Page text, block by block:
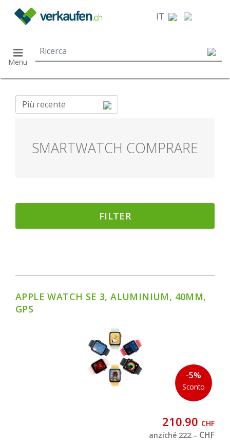
IT
Menu
Più recente
SMARTWATCH COMPRARE
FILTER
-5%
Sconto
APPLE WATCH SE 3, ALUMINIUM, 40MM,
GPS
210.90 CHF
anziché 222.– CHF